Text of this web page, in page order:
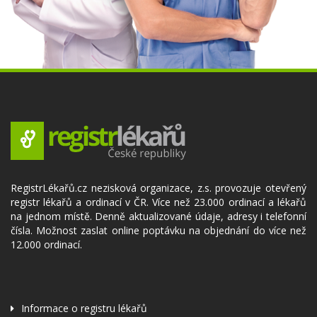
RegistrLékařů.cz nezisková organizace, z.s. provozuje otevřený
registr lékařů a ordinací v ČR. Více než 23.000 ordinací a lékařů
na jednom místě. Denně aktualizované údaje, adresy i telefonní
čísla. Možnost zaslat online poptávku na objednání do více než
12.000 ordinací.
Informace o registru lékařů